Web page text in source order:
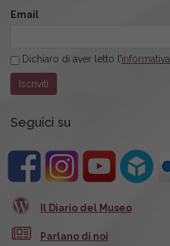
Email
Dichiaro di aver letto l’informativa
Seguici su
Il Diario del Museo
Parlano di noi